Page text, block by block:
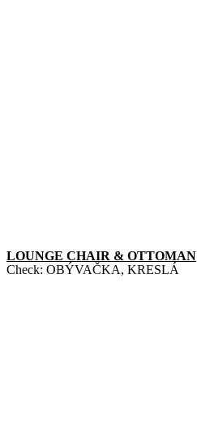
LOUNGE CHAIR & OTTOMAN
Check: OBÝVAČKA, KRESLÁ